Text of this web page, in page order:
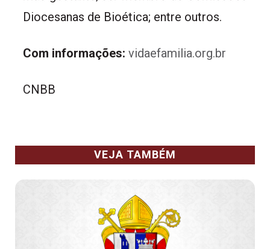
Diocesanas de Bioética; entre outros.
Com informações: vidaefamilia.org.br
CNBB
VEJA TAMBÉM